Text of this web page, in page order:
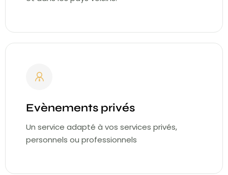
Evènements privés
Un service adapté à vos services privés,
personnels ou professionnels